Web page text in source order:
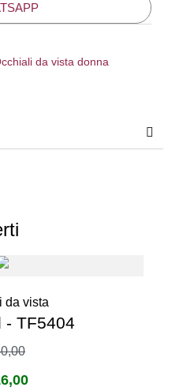
da vista donna
da vista
- TF5404